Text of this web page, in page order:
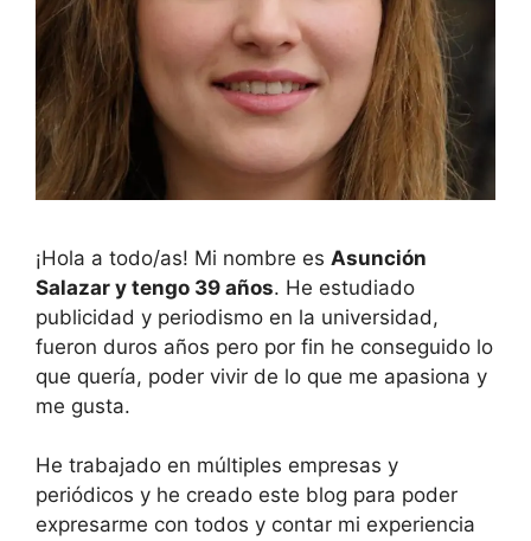
¡Hola a todo/as! Mi nombre es Asunción
Salazar y tengo 39 años. He estudiado
publicidad y periodismo en la universidad,
fueron duros años pero por fin he conseguido lo
que quería, poder vivir de lo que me apasiona y
me gusta.
He trabajado en múltiples empresas y
periódicos y he creado este blog para poder
expresarme con todos y contar mi experiencia